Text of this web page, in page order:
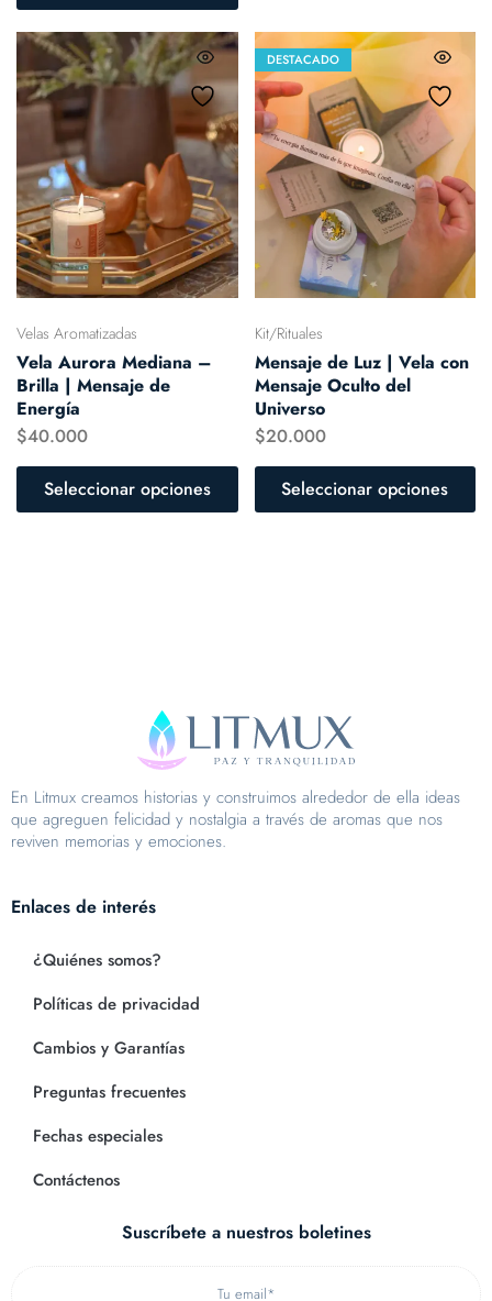
Velas Aromatizadas
Vela Aurora Mediana –
Brilla | Mensaje de
Energía
$40.000
Seleccionar opciones
DESTACADO
Kit/Rituales
Mensaje de Luz | Vela con
Mensaje Oculto del
Universo
$20.000
Seleccionar opciones
En Litmux creamos historias y construimos alrededor de ella ideas
que agreguen felicidad y nostalgia a través de aromas que nos
reviven memorias y emociones.
Enlaces de interés
¿Quiénes somos?
Políticas de privacidad
Cambios y Garantías
Preguntas frecuentes
Fechas especiales
Contáctenos
Suscríbete a nuestros boletines